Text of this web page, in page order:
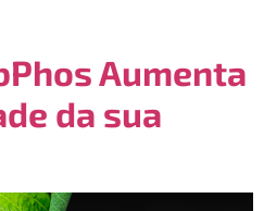
Aumenta
da sua